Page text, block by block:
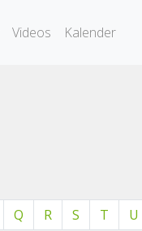
Videos Kalender
Q R S T U